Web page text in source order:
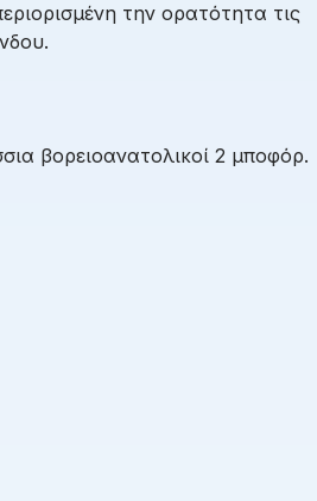
την ορατότητα τις
βορειοανατολικοί 2 μποφόρ.